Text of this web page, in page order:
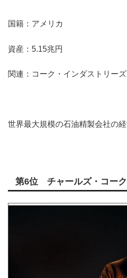
国籍：アメリカ
資産：5.15兆円
関連：コーク・インダストリーズ
世界最大規模の石油精製会社の経
第6位 チャールズ・コーク